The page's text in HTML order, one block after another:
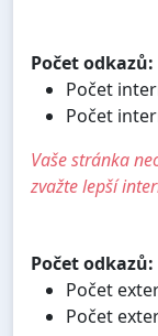
Počet odkazů:
Počet
Počet
Vaše stránka
zvažte lepší
Počet odkazů:
Počet
Počet